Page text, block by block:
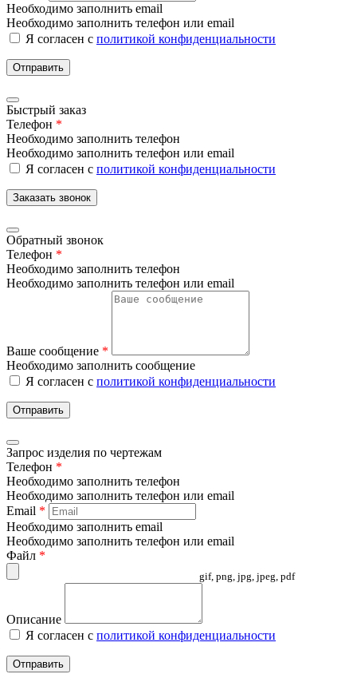
Необходимо заполнить email
Необходимо заполнить телефон или email
Я согласен с политикой конфиденциальности
Отправить
Быстрый заказ
Телефон *
Необходимо заполнить телефон
Необходимо заполнить телефон или email
Я согласен с политикой конфиденциальности
Заказать звонок
Обратный звонок
Телефон *
Необходимо заполнить телефон
Необходимо заполнить телефон или email
Ваше сообщение *
Необходимо заполнить сообщение
Я согласен с политикой конфиденциальности
Отправить
Запрос изделия по чертежам
Телефон *
Необходимо заполнить телефон
Необходимо заполнить телефон или email
Email *
Необходимо заполнить email
Необходимо заполнить телефон или email
Файл *
gif, png, jpg, jpeg, pdf
Описание
Я согласен с политикой конфиденциальности
Отправить